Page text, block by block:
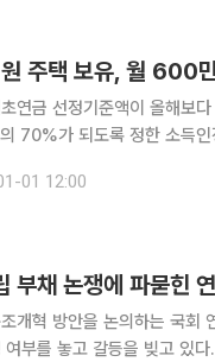
주택 보유, 월 600
연금 선정기준액이 올해보
70%가 되도록 정한 소득인
기초연금 선정기준액을 단독
01 12:00
부채 논쟁에 파묻힌
개혁 방안을 논의하는 국회
여부를 놓고 갈등을 빚고 있